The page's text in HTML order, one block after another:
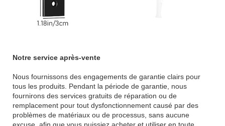
Notre service après-vente
Nous fournissons des engagements de garantie clairs pour
tous les produits. Pendant la période de garantie, nous
fournirons des services gratuits de réparation ou de
remplacement pour tout dysfonctionnement causé par des
problèmes de matériaux ou de processus, sans aucune